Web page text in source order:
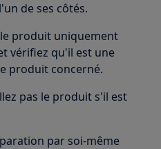
de ses côtés.
produit uniquement
vérifiez qu'il est une
produit concerné.
pas le produit s'il est
par soi-même